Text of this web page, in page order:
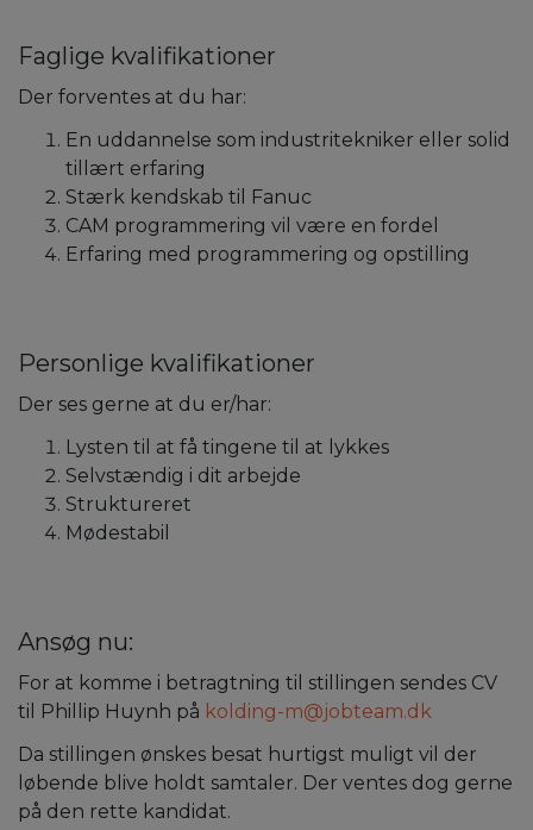
Faglige kvalifikationer
Der forventes at du har:
En uddannelse som industritekniker eller solid
tillært erfaring
Stærk kendskab til Fanuc
CAM programmering vil være en fordel
Erfaring med programmering og opstilling
Personlige kvalifikationer
Der ses gerne at du er/har:
Lysten til at få tingene til at lykkes
Selvstændig i dit arbejde
Struktureret
Mødestabil
Ansøg nu:
For at komme i betragtning til stillingen sendes CV
til Phillip Huynh på kolding-m@jobteam.dk
Da stillingen ønskes besat hurtigst muligt vil der
løbende blive holdt samtaler. Der ventes dog gerne
på den rette kandidat.